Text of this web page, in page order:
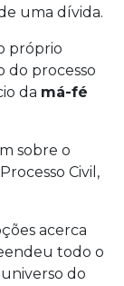
uma dívida.
próprio
do processo
da má-fé
sobre o
Civil,
acerca
todo o
do